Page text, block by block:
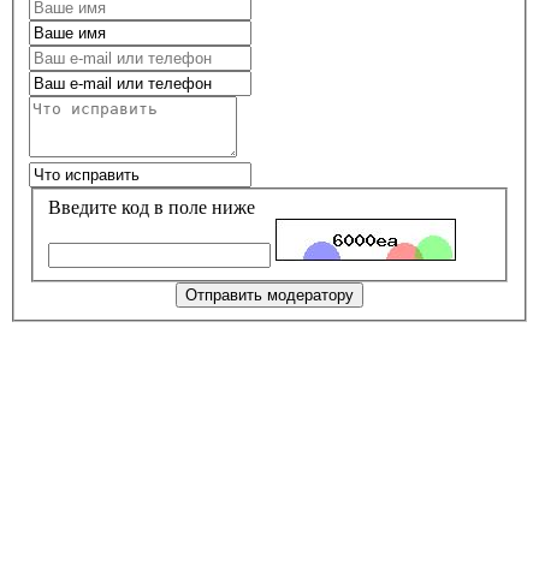
Введите код в поле ниже
Отправить модератору